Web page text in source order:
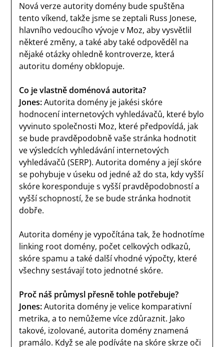
Nová verze autority domény bude spuštěna
tento víkend, takže jsme se zeptali Russ Jonese,
hlavního vedoucího vývoje v Moz, aby vysvětlil
některé změny, a také aby také odpověděl na
nějaké otázky ohledně kontroverze, která
autoritu domény obklopuje.
Co je vlastně doménová autorita?
Jones:Autorita domény je jakési skóre
hodnocení internetových vyhledávačů, které bylo
vyvinuto společnosti Moz, které předpovídá, jak
se bude pravděpodobně vaše stránka hodnotit
ve výsledcích vyhledávání internetových
vyhledávačů (SERP). Autorita domény a její skóre
se pohybuje v úseku od jedné až do sta, kdy vyšší
skóre koresponduje s vyšší pravděpodobností a
vyšší schopností, že se bude stránka hodnotit
dobře.
Autorita domény je vypočítána tak, že hodnotíme
linking root domény, počet celkových odkazů,
skóre spamu a také další vhodné výpočty, které
všechny sestávají toto jednotné skóre.
Proč náš průmysl přesně tohle potřebuje?
Jones:Autorita domény je velice komparativní
metrika, a to nemůžeme více zdůraznit. Jako
takové, izolované, autorita domény znamená
pramálo. Když se ale podíváte na skóre skrze oči